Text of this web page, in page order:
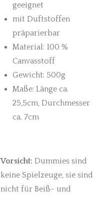
geeignet
mit Duftstoffen
präparierbar
Material: 100 %
Canvasstoff
Gewicht: 500g
Maße: Länge ca.
25,5cm, Durchmesser
ca. 7cm
Vorsicht: Dummies sind
keine Spielzeuge, sie sind
nicht für Beiß- und